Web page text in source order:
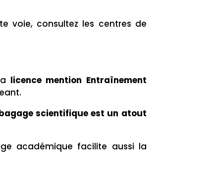
voie, consultez les centres de
licence mention Entraînement
scientifique est un atout
académique facilite aussi la